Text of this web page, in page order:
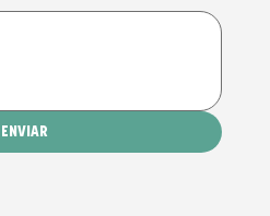
ENVIAR